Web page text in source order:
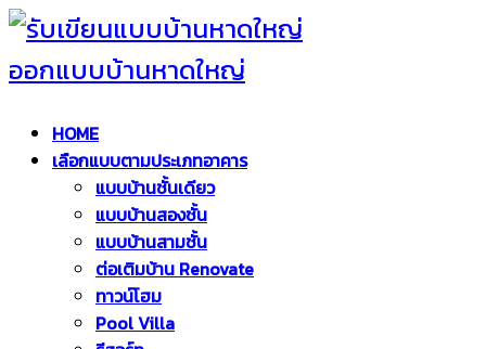
HOME
เลือกแบบตามประเภทอาคาร
แบบบ้านชั้นเดียว
แบบบ้านสองชั้น
แบบบ้านสามชั้น
ต่อเติมบ้าน Renovate
ทาวน์โฮม
Pool Villa